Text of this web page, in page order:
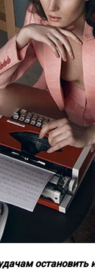
остановить